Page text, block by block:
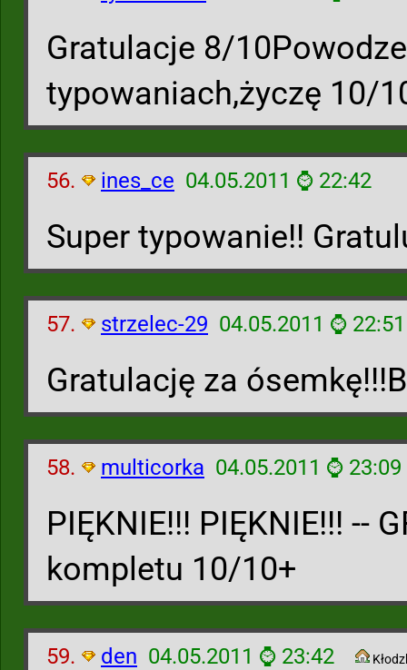
Gratulacje 8/
typowaniach,życzę 10/
56. ines_ce 04.05.2011 ⌚ 22:42
Super typowanie!!
57. strzelec-29 04.05.2011 ⌚ 22:51
Gratulację za
58. multicorka 04.05.2011 ⌚ 23:09
PIĘKNIE!!! PIĘKNIE!!! --
kompletu 10/10+
59. den 04.05.2011 ⌚ 23:42